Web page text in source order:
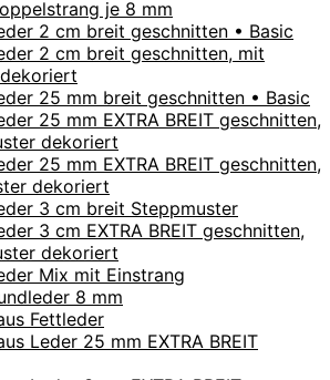
je 8 mm
2 cm breit geschnitten • Basic
2 cm breit geschnitten, mit
25 mm breit geschnitten • Basic
25 mm EXTRA BREIT geschnitten,
dekoriert
25 mm EXTRA BREIT geschnitten,
dekoriert
3 cm breit Steppmuster
3 cm EXTRA BREIT geschnitten,
dekoriert
Mix mit Einstrang
8 mm
Fettleder
Leder 25 mm EXTRA BREIT